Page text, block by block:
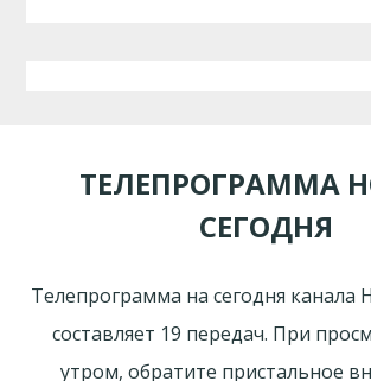
ТЕЛЕПРОГРАММА
СЕГОДНЯ
Телепрограмма на сегодня канала
составляет 19 передач. При
утром, обратите пристальное